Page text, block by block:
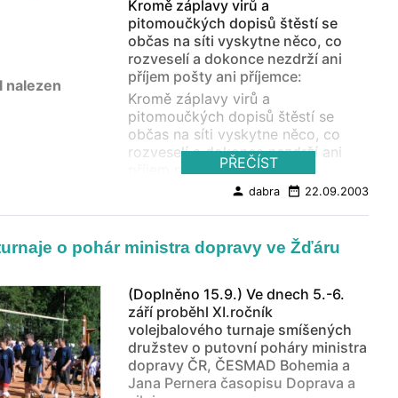
podívanou, kde mladí šampióni
získají hezké poháry. Prezentace
závodníků je od 8 hod. a zahájení
turnaje od 10 hod. Vstup a
startovné zdrama. Více o Kickbox
Klubu Kosagym ( Na Špitálku 7,
Praha 8, Karlín), informace o
kickboxu, trenérech, rozvrhy
cvičení, fotografie: ZDE
nalezen
Kromě záplavy virů a
pitomoučkých dopisů štěstí se
občas na síti vyskytne něco, co
rozveselí a dokonce nezdrží ani
příjem pošty ani příjemce:
Kromě záplavy virů a
pitomoučkých dopisů štěstí se
občas na síti vyskytne něco, co
rozveselí a dokonce nezdrží ani
příjem pošty ani příjemce: V
suoivsoltsi s vzýukemm na
solvě. Jedniá dleůitžá věc je, aby
blyy pnvrí a psoelndí pímesna na
totánlí sěms a ty to přoád bez
porlbméů peřčetš. Je to potro, že
ldiksý mezok netče kdažé pensímo,
ale svolo jkao cleek. Zjíamvaé, že??
PŘEČÍST
person dabra date_range 22.09.2003
o pohár ministra dopravy ve Žďáru
(Doplněno 15.9.) Ve dnech 5.-6.
září proběhl XI.ročník
volejbalového turnaje smíšených
družstev o putovní poháry ministra
dopravy ČR, ČESMAD Bohemia a
Jana Pernera časopisu Doprava a